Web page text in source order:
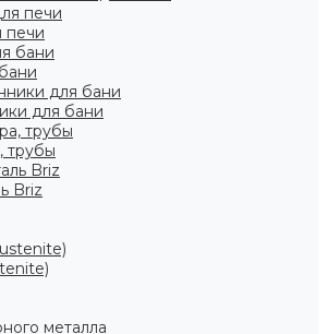
печи
для бани
трубы
Briz